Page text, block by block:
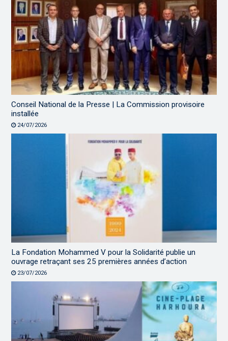
Conseil National de la Presse | La Commission provisoire
installée
24/07/2026
La Fondation Mohammed V pour la Solidarité publie un
ouvrage retraçant ses 25 premières années d’action
23/07/2026